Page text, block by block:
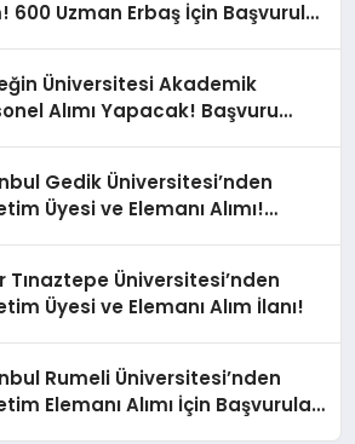
600 Uzman Erbaş İçin Başvurular
Üniversitesi Akademik
Alımı Yapacak! Başvuru
Gedik Üniversitesi’nden
Üyesi ve Elemanı Alımı!
Tınaztepe Üniversitesi’nden
Üyesi ve Elemanı Alım İlanı!
Rumeli Üniversitesi’nden
Elemanı Alımı İçin Başvurular